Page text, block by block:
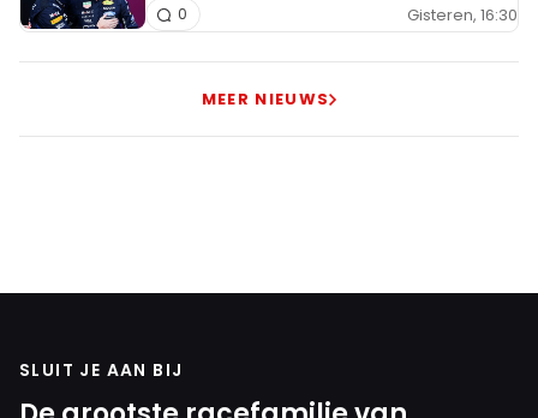
Gisteren, 16:30
0
MEER NIEUWS
SLUIT JE AAN BIJ